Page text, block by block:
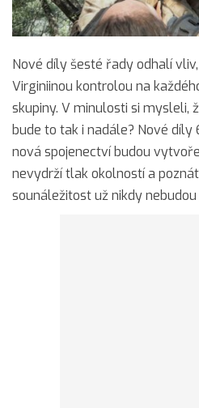
Nové díly šesté řady odhalí
Virginiinou kontrolou na
skupiny. V minulosti si mysleli,
bude to tak i nadále? Nové díly
nová spojenectví budou
nevydrží tlak okolností a
sounáležitost už nikdy nebudou